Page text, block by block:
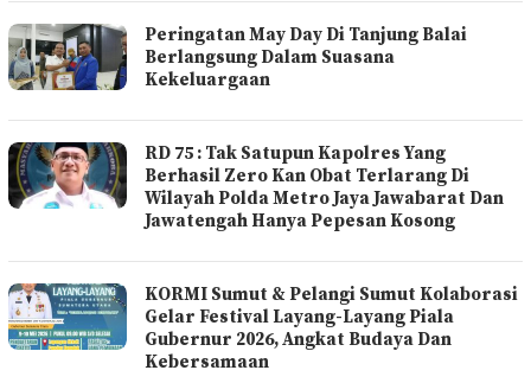
Peringatan May Day Di Tanjung Balai
Berlangsung Dalam Suasana
Kekeluargaan
RD 75 : Tak Satupun Kapolres Yang
Berhasil Zero Kan Obat Terlarang Di
Wilayah Polda Metro Jaya Jawabarat Dan
Jawatengah Hanya Pepesan Kosong
KORMI Sumut & Pelangi Sumut Kolaborasi
Gelar Festival Layang-Layang Piala
Gubernur 2026, Angkat Budaya Dan
Kebersamaan